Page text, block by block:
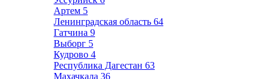
Артем 5
Ленинградская область 64
Гатчина 9
Выборг 5
Кудрово 4
Республика Дагестан 63
Махачкала 36